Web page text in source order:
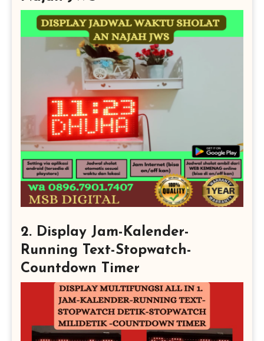
2. Display Jam-Kalender-
Running Text-Stopwatch-
Countdown Timer